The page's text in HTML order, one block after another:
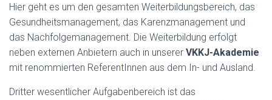
Hier geht es um den gesamten Weiterbildungsbereich, das
Gesundheitsmanagement, das Karenzmanagement und
das Nachfolgemanagement. Die Weiterbildung erfolgt
neben externen Anbietern auch in unserer VKKJ-Akademie
mit renommierten ReferentInnen aus dem In- und Ausland.
Dritter wesentlicher Aufgabenbereich ist das